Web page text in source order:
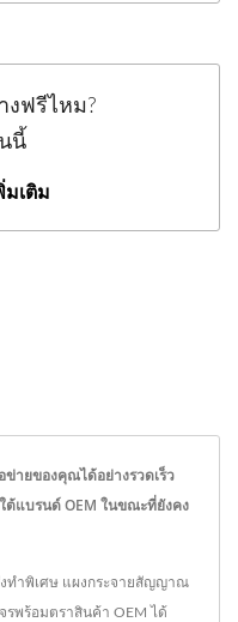
งฟรีไหม?
นี้
มเติม
ายของคุณได้อย่างรวดเร็ว
ต้แบรนด์ OEM ในขณะที่ยังคง
งทำพิเศษ แผงกระจายสัญญาณ
รพร้อมตราสินค้า OEM ได้